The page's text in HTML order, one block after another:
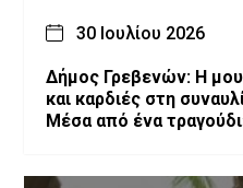
30 Ιουλίου 2026
Δήμος Γρεβενών: Η
και καρδιές στη
Μέσα από ένα